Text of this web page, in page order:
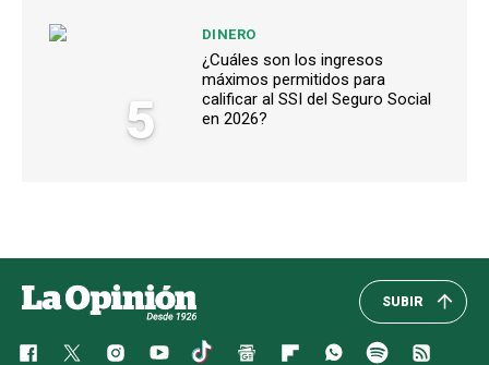
5
DINERO
¿Cuáles son los ingresos
máximos permitidos para
calificar al SSI del Seguro Social
en 2026?
SUBIR